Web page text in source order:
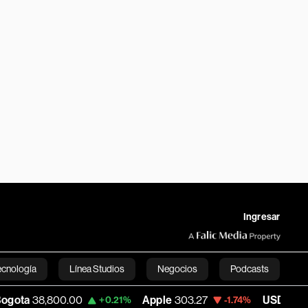
Ingresar
Línea Studios Negocios Podcasts
English+0.21% Apple 303.27 -1.74% USD COP 3,232.96